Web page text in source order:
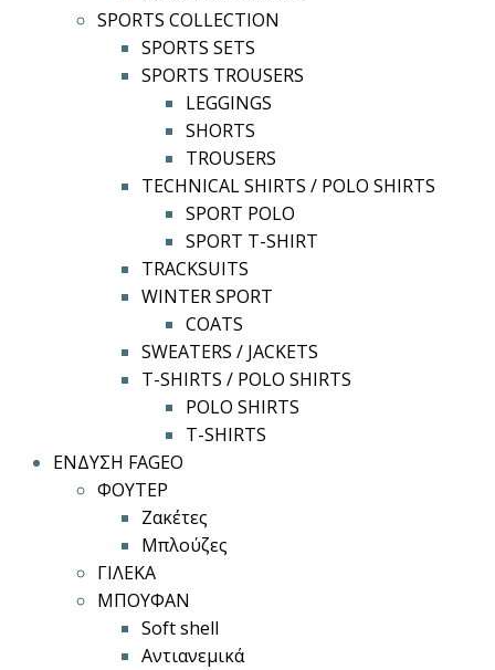
SPORTS COLLECTION
SPORTS SETS
SPORTS TROUSERS
LEGGINGS
SHORTS
TROUSERS
TECHNICAL SHIRTS / POLO SHIRTS
SPORT POLO
SPORT T-SHIRT
TRACKSUITS
WINTER SPORT
COATS
SWEATERS / JACKETS
T-SHIRTS / POLO SHIRTS
POLO SHIRTS
T-SHIRTS
ΕΝΔΥΣΗ FAGEO
ΦΟΥΤΕΡ
Ζακέτες
Μπλούζες
ΓΙΛΕΚΑ
ΜΠΟΥΦΑΝ
Soft shell
Αντιανεμικά